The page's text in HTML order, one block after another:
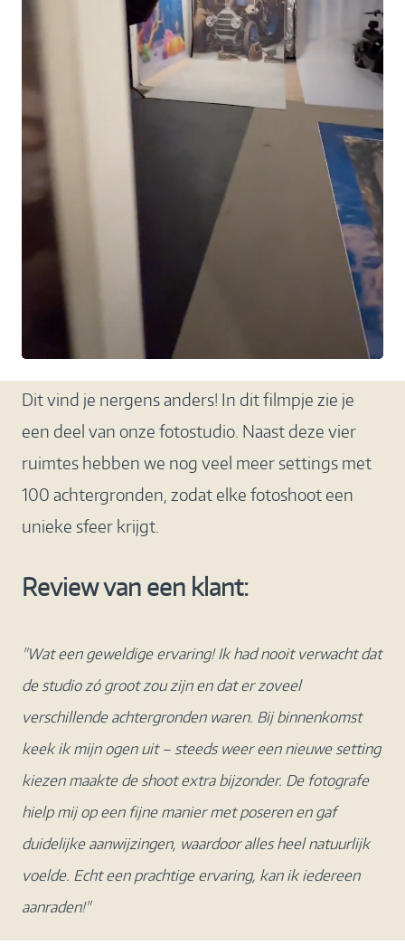
Dit vind je nergens anders! In dit filmpje zie je
een deel van onze fotostudio. Naast deze vier
ruimtes hebben we nog veel meer settings met
100 achtergronden, zodat elke fotoshoot een
unieke sfeer krijgt.
Review van een klant:
"Wat een geweldige ervaring! Ik had nooit verwacht dat
de studio zó groot zou zijn en dat er zoveel
verschillende achtergronden waren. Bij binnenkomst
keek ik mijn ogen uit – steeds weer een nieuwe setting
kiezen maakte de shoot extra bijzonder. De fotografe
hielp mij op een fijne manier met poseren en gaf
duidelijke aanwijzingen, waardoor alles heel natuurlijk
voelde. Echt een prachtige ervaring, kan ik iedereen
aanraden!"